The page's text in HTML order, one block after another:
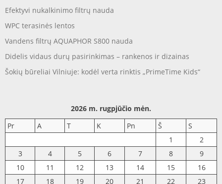
Efektyvi nukalkinimo filtrų nauda
WPC terasinės lentos
Vandens filtrų AQUAPHOR S800 nauda
Didelis vidaus durų pasirinkimas – rankenos ir dizainas
Šokių būreliai Vilniuje: kodėl verta rinktis „PrimeTime Kids“
2026 m. rugpjūčio mėn.
Pr
A T K Pn Š
S
1
2
3
4 5 6 7 8
9
10
11 12 13 14 15
16
17
18 19 20 21 22 23